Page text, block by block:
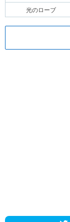
光のローブ